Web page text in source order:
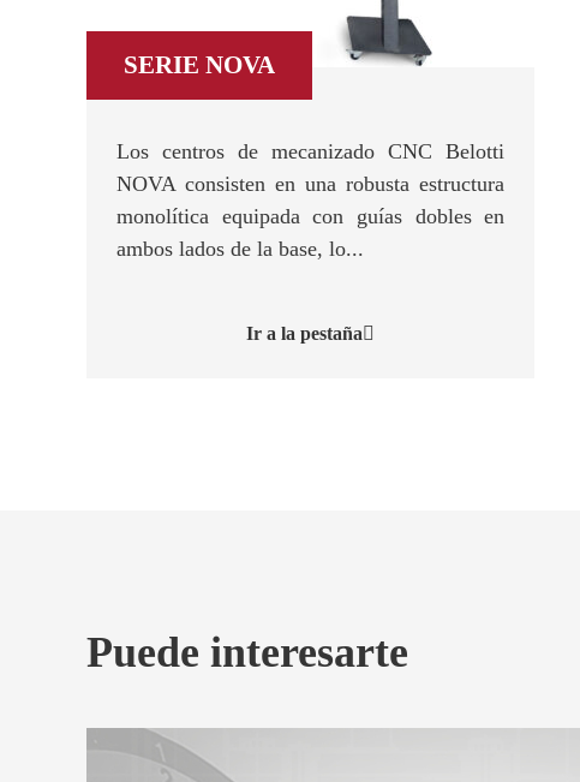
SERIE NOVA
Los centros de mecanizado CNC Belotti
NOVA consisten en una robusta estructura
monolítica equipada con guías dobles en
ambos lados de la base, lo...
Ir a la pestaña
Puede interesarte